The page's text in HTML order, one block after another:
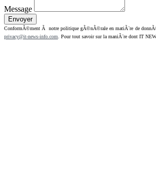
Message
ConformÃ©ment Ã notre politique gÃ©nÃ©rale en matiÃ¨re de
privacy@it-news-info.com . Pour tout savoir sur la maniÃ¨re dont IT